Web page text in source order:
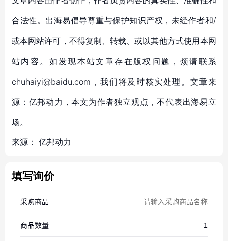
合法性。出海易倡导尊重与保护知识产权，未经作者和/
或本网站许可，不得复制、转载、或以其他方式使用本网
站内容。如发现本站文章存在版权问题，烦请联系
chuhaiyi@baidu.com，我们将及时核实处理。文章来
源：亿邦动力，本文为作者独立观点，不代表出海易立
场。
来源： 亿邦动力
填写询价